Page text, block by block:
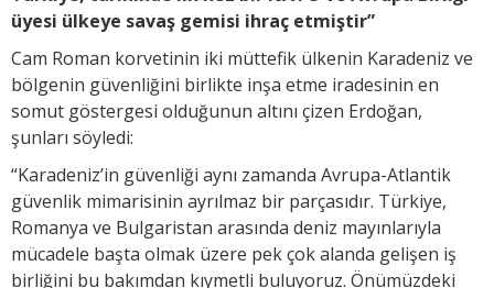
üyesi ülkeye savaş gemisi ihraç etmiştir”
Cam Roman korvetinin iki müttefik ülkenin Karadeniz ve
bölgenin güvenliğini birlikte inşa etme iradesinin en
somut göstergesi olduğunun altını çizen Erdoğan,
şunları söyledi:
“Karadeniz’in güvenliği aynı zamanda Avrupa-Atlantik
güvenlik mimarisinin ayrılmaz bir parçasıdır. Türkiye,
Romanya ve Bulgaristan arasında deniz mayınlarıyla
mücadele başta olmak üzere pek çok alanda gelişen iş
birliğini bu bakımdan kıymetli buluyoruz. Önümüzdeki